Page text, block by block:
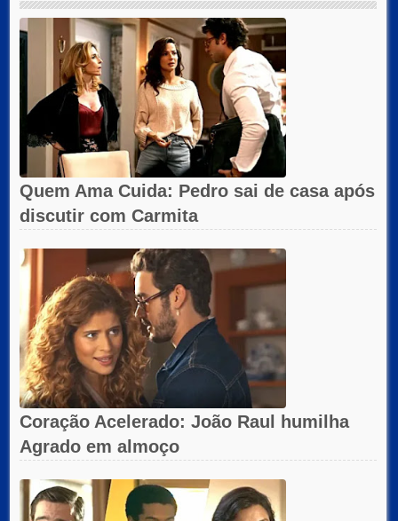
Quem Ama Cuida: Pedro sai de casa após
discutir com Carmita
Coração Acelerado: João Raul humilha
Agrado em almoço